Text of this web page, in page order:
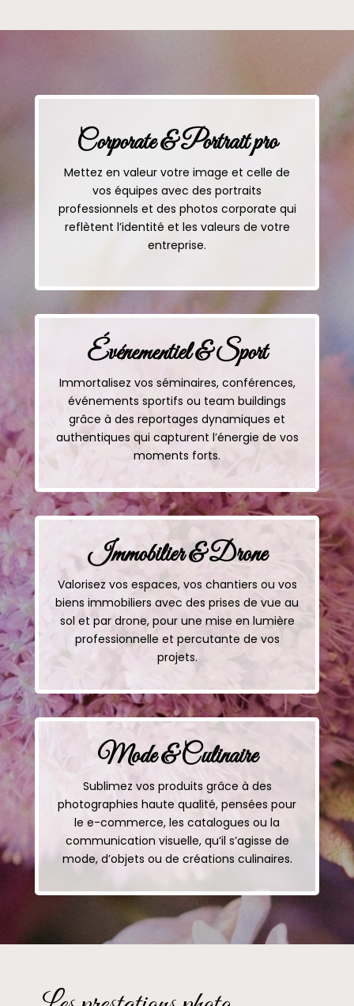
Corporate & Portrait pro
Mettez en valeur votre image et celle de
vos équipes avec des portraits
professionnels et des photos corporate qui
reflètent l’identité et les valeurs de votre
entreprise.
Événementiel & Sport
Immortalisez vos séminaires, conférences,
événements sportifs ou team buildings
grâce à des reportages dynamiques et
authentiques qui capturent l’énergie de vos
moments forts.
Immobilier & Drone
Valorisez vos espaces, vos chantiers ou vos
biens immobiliers avec des prises de vue au
sol et par drone, pour une mise en lumière
professionnelle et percutante de vos
projets.
Mode & Culinaire
Sublimez vos produits grâce à des
photographies haute qualité, pensées pour
le e-commerce, les catalogues ou la
communication visuelle, qu’il s’agisse de
mode, d’objets ou de créations culinaires.